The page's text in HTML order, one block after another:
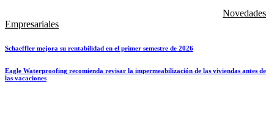
Novedades
Empresariales
Schaeffler mejora su rentabilidad en el primer semestre de 2026
Eagle Waterproofing recomienda revisar la impermeabilización de las viviendas antes de
las vacaciones